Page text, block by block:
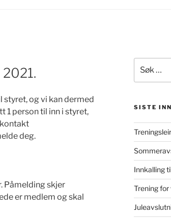
styret, og vi kan dermed
1 person til inn i styret,
deg.
Påmelding skjer
er medlem og skal
etter:
SISTE
Innkalling
Trening for